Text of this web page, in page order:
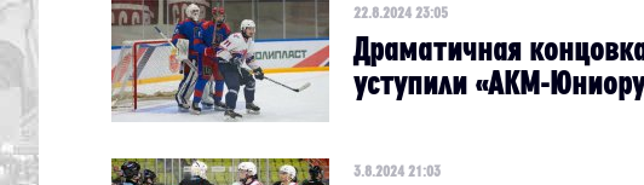
22.8.2024 23:05
Драматичная
уступили «АКМ-
3.8.2024 21:03